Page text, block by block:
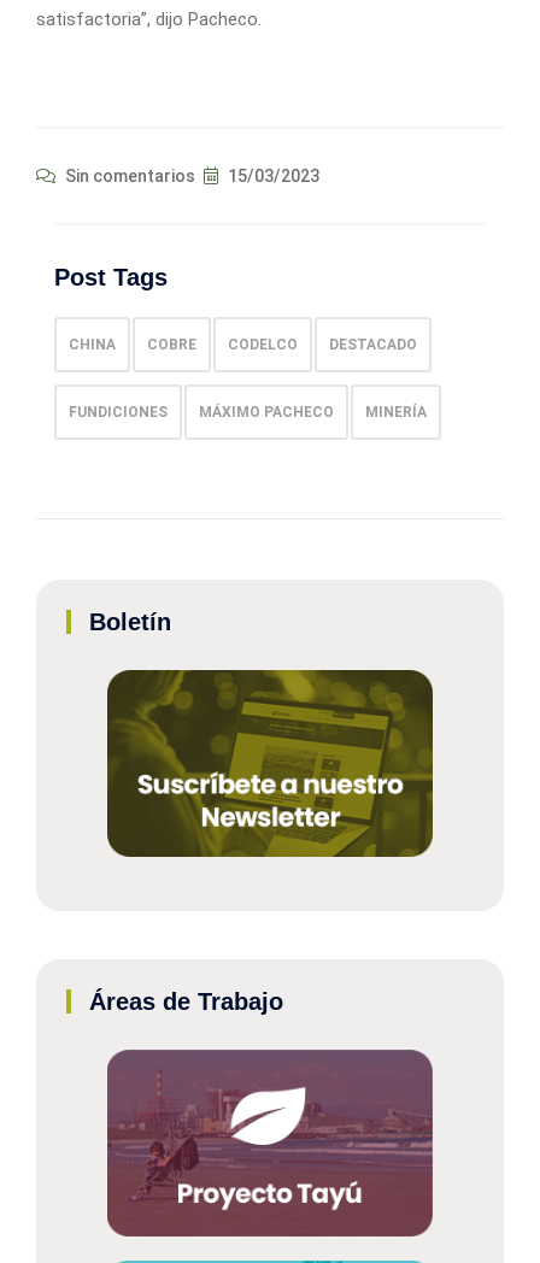
satisfactoria”, dijo Pacheco.
Sin comentarios 15/03/2023
Post Tags
CHINA COBRE CODELCO DESTACADO
FUNDICIONES MÁXIMO PACHECO MINERÍA
Boletín
Áreas de Trabajo